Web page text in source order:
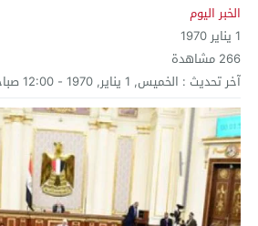
الخبر اليوم
1 يناير 1970
266 مشاهدة
آخر تحديث : الخميس, 1 يناير, 1970 - 12:00 صباحًا